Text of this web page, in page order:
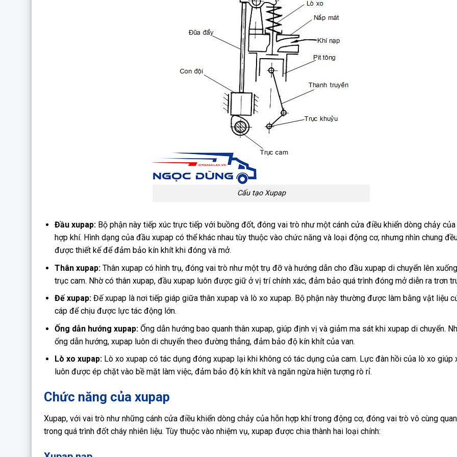
Cấu tạo Xupap
Đầu xupap:Bộ phận này tiếp xúc trực tiếp với buồng đốt, đóng vai trò như một cánh cửa điều khiển dòng chảy của
hợp khí. Hình dạng của đầu xupap có thể khác nhau tùy thuộc vào chức năng và loại động cơ, nhưng nhìn chung
được thiết kế để đảm bảo kín khít khi đóng và mở.
Thân xupap:Thân xupap có hình trụ, đóng vai trò như một trụ đỡ và hướng dẫn cho đầu xupap di chuyển lên
trục cam. Nhờ có thân xupap, đầu xupap luôn được giữ ở vị trí chính xác, đảm bảo quá trình đóng mở diễn ra trơn
Đế xupap:Đế xupap là nơi tiếp giáp giữa thân xupap và lò xo xupap. Bộ phận này thường được làm bằng vật liệu
cáp để chịu được lực tác động lớn.
Ống dẫn hướng xupap:Ống dẫn hướng bao quanh thân xupap, giúp định vị và giảm ma sát khi xupap di chuyển.
ống dẫn hướng, xupap luôn di chuyển theo đường thẳng, đảm bảo độ kín khít của van.
Lò xo xupap:Lò xo xupap có tác dụng đóng xupap lại khi không có tác dụng của cam. Lực đàn hồi của lò xo giúp
luôn được ép chặt vào bề mặt làm việc, đảm bảo độ kín khít và ngăn ngừa hiện tượng rò rỉ.
Chức năng của xupap
Xupap, với vai trò như những cánh cửa điều khiển dòng chảy của hỗn hợp khí trong động cơ, đóng vai trò vô cùng
trong quá trình đốt cháy nhiên liệu. Tùy thuộc vào nhiệm vụ, xupap được chia thành hai loại chính: